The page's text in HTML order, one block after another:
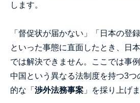
します。
「督促状が届かない」「日本の登
といった事態に直面したとき、日
では解決できません。ここでは事
中国という異なる法制度を持つ3つ
的な「 渉外法務事案 」を採り上げま